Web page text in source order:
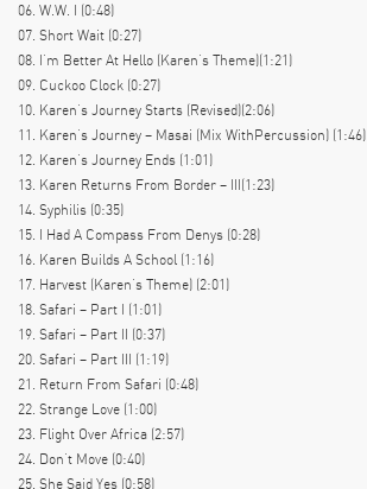
06. W.W. I (0:48)
07. Short Wait (0:27)
08. I’m Better At Hello (Karen’s Theme)(1:21)
09. Cuckoo Clock (0:27)
10. Karen’s Journey Starts (Revised)(2:06)
11. Karen’s Journey – Masai (Mix WithPercussion) (1:46)
12. Karen’s Journey Ends (1:01)
13. Karen Returns From Border – III(1:23)
14. Syphilis (0:35)
15. I Had A Compass From Denys (0:28)
16. Karen Builds A School (1:16)
17. Harvest (Karen’s Theme) (2:01)
18. Safari – Part I (1:01)
19. Safari – Part II (0:37)
20. Safari – Part III (1:19)
21. Return From Safari (0:48)
22. Strange Love (1:00)
23. Flight Over Africa (2:57)
24. Don’t Move (0:40)
25. She Said Yes (0:58)